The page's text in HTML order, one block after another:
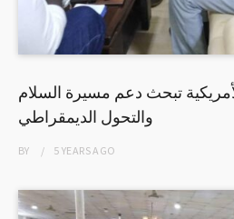
تبحث دعم مسيرة السلام
والتحول الديمقراطي
BY 5 YEARSAGO